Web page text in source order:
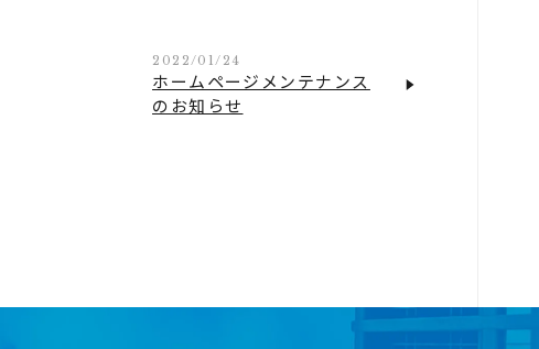
2022/01/24
ホームページメンテナンス
のお知らせ